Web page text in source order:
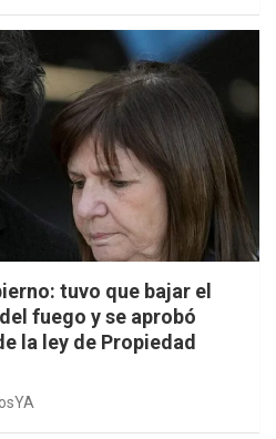
tuvo que bajar el
fuego y se aprobó
la ley de Propiedad